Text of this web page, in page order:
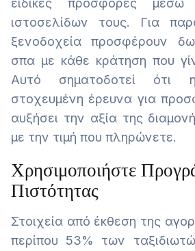
ειδικές προσφορές
ιστοσελίδων τους. Για
ξενοδοχεία προσφέρουν
σπα με κάθε κράτηση που
Αυτό σηματοδοτεί ότι
στοχευμένη έρευνα για
αυξήσει την αξία της
με την τιμή που πληρώνετε.
Χρησιμοποιήστε
Πιστότητας
Στοιχεία από έκθεση της
περίπου 53% των